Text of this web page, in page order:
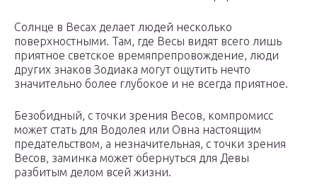
Солнце в Весах делает людей несколько
поверхностными. Там, где Весы видят всего лишь
приятное светское времяпрепровождение, люди
других знаков Зодиака могут ощутить нечто
значительно более глубокое и не всегда приятное.
Безобидный, с точки зрения Весов, компромисс
может стать для Водолея или Овна настоящим
предательством, а незначительная, с точки зрения
Весов, заминка может обернуться для Девы
разбитым делом всей жизни.